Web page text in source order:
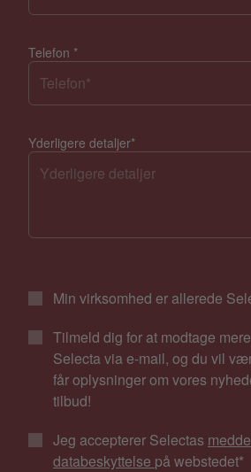
Telefon *
Yderligere detaljer*
Min virksomhed er allerede
Tilmeld dig for at modtage
Selecta via e-mail, og du vil
får oplysninger om vores
tilbud!
Jeg accepterer Selectas
databeskyttelse på webstedet*